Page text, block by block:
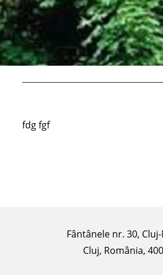
fdg fgf
Fântânele nr. 30,
Cluj, România,